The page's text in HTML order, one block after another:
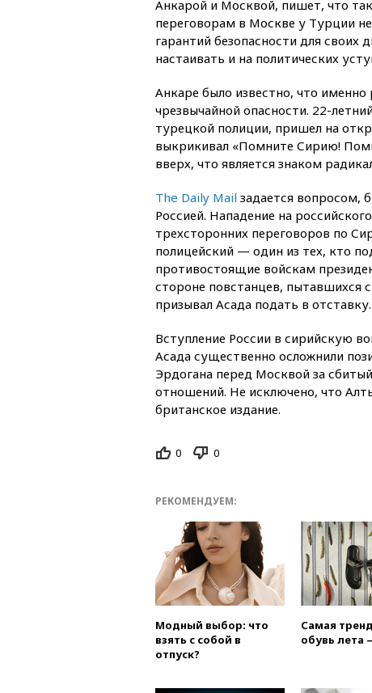
Анкарой и Москвой, пишет, что
переговорам в Москве у Турции
гарантий безопасности для своих
настаивать и на политических
Анкаре было известно, что
чрезвычайной опасности. 22-
турецкой полиции, пришел на
выкрикивал «Помните Сирию!
вверх, что является знаком
The Daily Mail задается вопросом,
Россией. Нападение на
трехсторонних переговоров по
полицейский — один из тех, кто
противостоящие войскам
стороне повстанцев, пытавшихся
призывал Асада подать в отставку.
Вступление России в сирийскую
Асада существенно осложнили
Эрдогана перед Москвой за
отношений. Не исключено, что
британское издание.
0 0
РЕКОМЕНДУЕМ:
Модный выбор: что
взять с собой в
отпуск?
Самая
обувь лета